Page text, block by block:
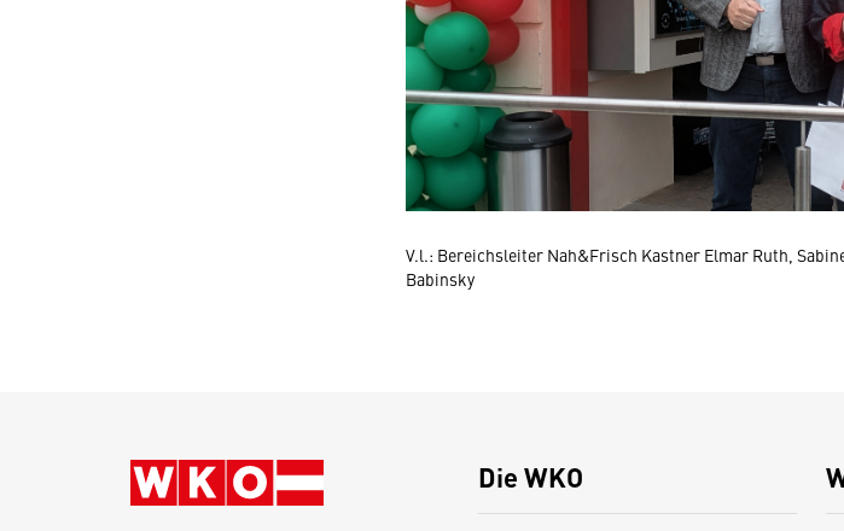
V.l.: Bereichsleiter Nah&Frisch Kastner Elmar Ruth,
Babinsky
Die WKO